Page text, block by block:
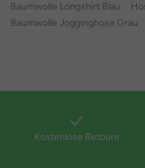
Baumwolle Longshirt Blau
Baumwolle Jogginghose Grau
Kostenlose Retoure